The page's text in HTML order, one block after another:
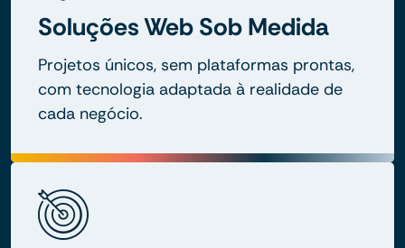
Soluções Web Sob Medida
Projetos únicos, sem plataformas prontas,
com tecnologia adaptada à realidade de
cada negócio.